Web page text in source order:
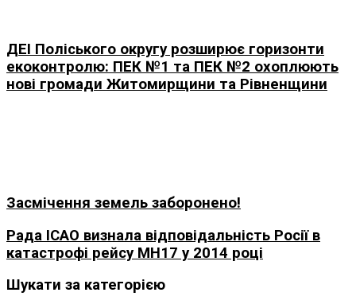
ДЕІ Поліського округу розширює горизонти
екоконтролю: ПЕК №1 та ПЕК №2 охоплюють
нові громади Житомирщини та Рівненщини
Засмічення земель заборонено!
Рада ICAO визнала відповідальність Росії в
катастрофі рейсу MH17 у 2014 році
Шукати за категорією